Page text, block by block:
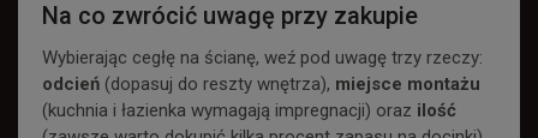
Na co zwrócić uwagę przy zakupie
Wybierając cegłę na ścianę, weź pod uwagę trzy rzeczy:
odcień (dopasuj do reszty wnętrza), miejsce montażu
(kuchnia i łazienka wymagają impregnacji) oraz ilość